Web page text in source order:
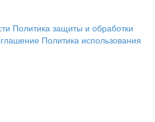
Политика защиты и обработки
Политика использования